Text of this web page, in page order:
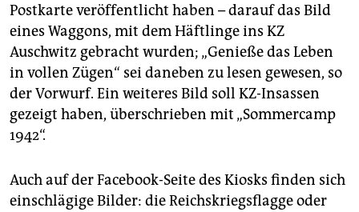
Postkarte veröffentlicht haben – darauf das Bild
eines Waggons, mit dem Häftlinge ins KZ
Auschwitz gebracht wurden; „Genieße das Leben
in vollen Zügen“ sei daneben zu lesen gewesen, so
der Vorwurf. Ein weiteres Bild soll KZ-Insassen
gezeigt haben, überschrieben mit „Sommercamp
1942“.
Auch auf der Facebook-Seite des Kiosks finden sich
einschlägige Bilder: die Reichskriegsflagge oder